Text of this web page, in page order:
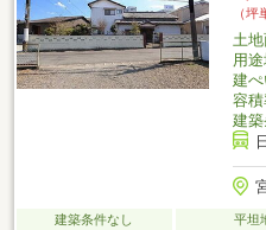
（坪
土
用
建
容
建
建築条件なし 平坦